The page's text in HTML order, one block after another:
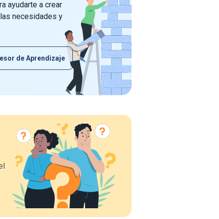
ayudarte a crear
necesidades y
de Aprendizaje